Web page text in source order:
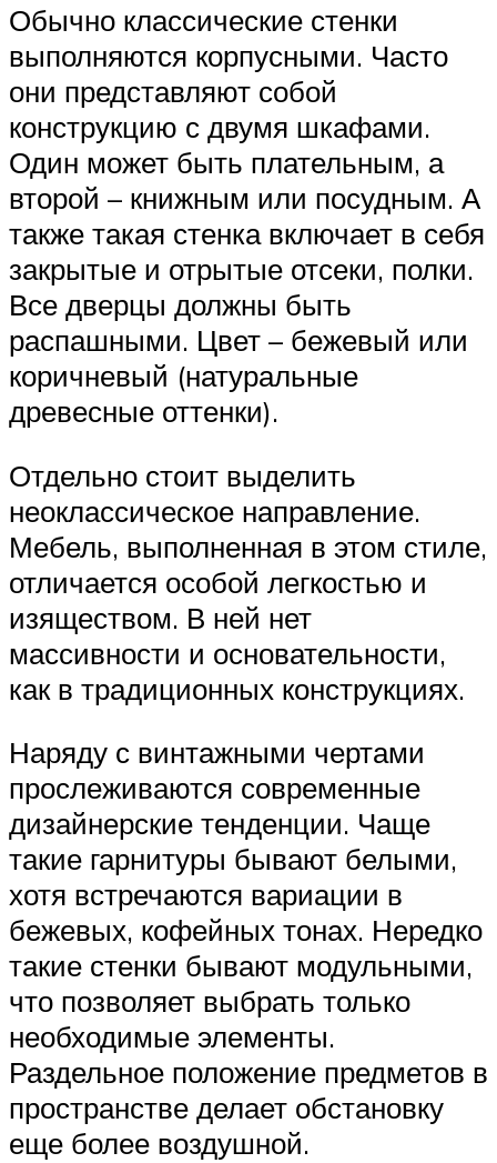
Обычно классические стенки
выполняются корпусными. Часто
они представляют собой
конструкцию с двумя шкафами.
Один может быть плательным, а
второй – книжным или посудным. А
также такая стенка включает в себя
закрытые и отрытые отсеки, полки.
Все дверцы должны быть
распашными. Цвет – бежевый или
коричневый (натуральные
древесные оттенки).
Отдельно стоит выделить
неоклассическое направление.
Мебель, выполненная в этом стиле,
отличается особой легкостью и
изяществом. В ней нет
массивности и основательности,
как в традиционных конструкциях.
Наряду с винтажными чертами
прослеживаются современные
дизайнерские тенденции. Чаще
такие гарнитуры бывают белыми,
хотя встречаются вариации в
бежевых, кофейных тонах. Нередко
такие стенки бывают модульными,
что позволяет выбрать только
необходимые элементы.
Раздельное положение предметов в
пространстве делает обстановку
еще более воздушной.